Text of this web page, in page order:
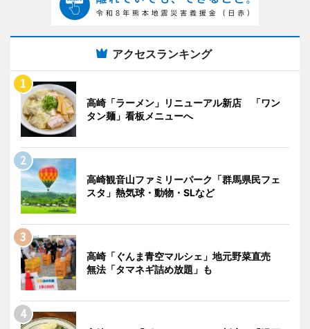
アクセスランキング
高崎「ラーメン」リニューアル新店 「ワン
タン麺」看板メニューへ
高崎観音山ファミリーパーク「群馬県民フェ
スタ」熱気球・動物・SLなど
高崎「ぐんま青空マルシェ」地元野菜直売
無法「タマネギ詰め放題」も